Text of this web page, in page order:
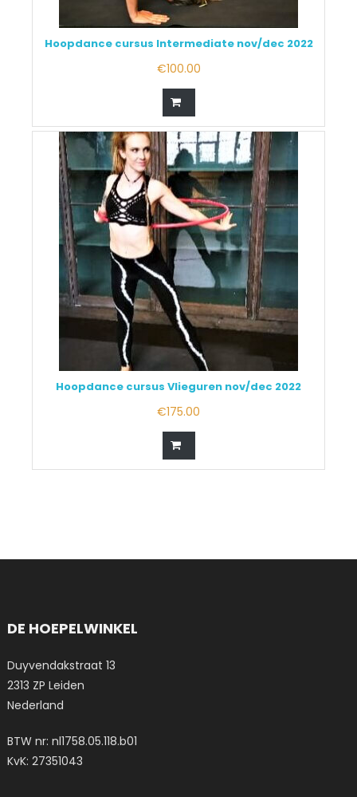
Hoopdance cursus Intermediate nov/dec 2022
€100.00
Hoopdance cursus Vlieguren nov/dec 2022
€175.00
DE HOEPELWINKEL
Duyvendakstraat 13
2313 ZP Leiden
Nederland
BTW nr: nl1758.05.118.b01
KvK: 27351043